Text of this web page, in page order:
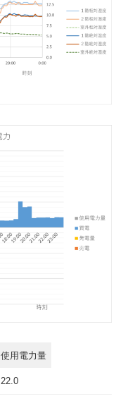
使用電力量
22.0